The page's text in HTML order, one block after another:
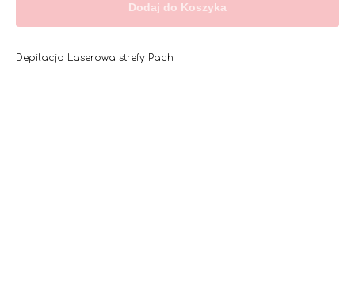
Dodaj do Koszyka
Depilacja Laserowa strefy Pach